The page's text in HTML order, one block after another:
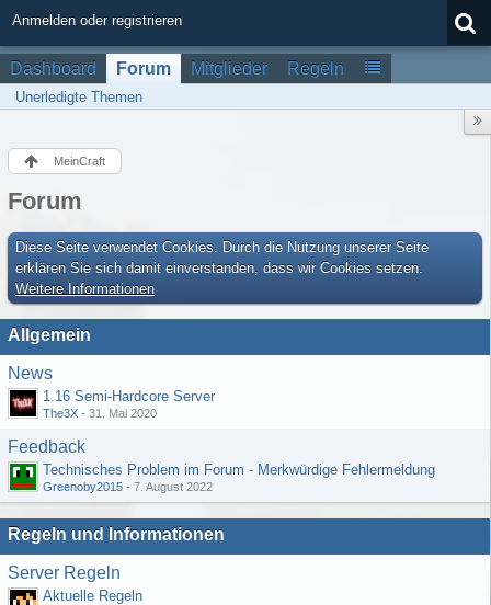
Anmelden oder registrieren
Dashboard Forum Mitglieder Regeln
Unerledigte Themen
MeinCraft
Forum
Diese Seite verwendet Cookies. Durch die Nutzung unserer Seite
erklären Sie sich damit einverstanden, dass wir Cookies setzen.
Weitere Informationen
Allgemein
News
1.16 Semi-Hardcore Server
The3X - 31. Mai 2020
Feedback
Technisches Problem im Forum - Merkwürdige Fehlermeldung
Greenoby2015 - 7. August 2022
Regeln und Informationen
Server Regeln
Aktuelle Regeln